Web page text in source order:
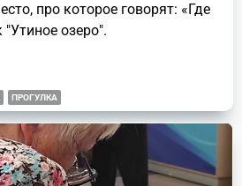
про которое говорят: «Где
"Утиное озеро".
ПРОГУЛКА